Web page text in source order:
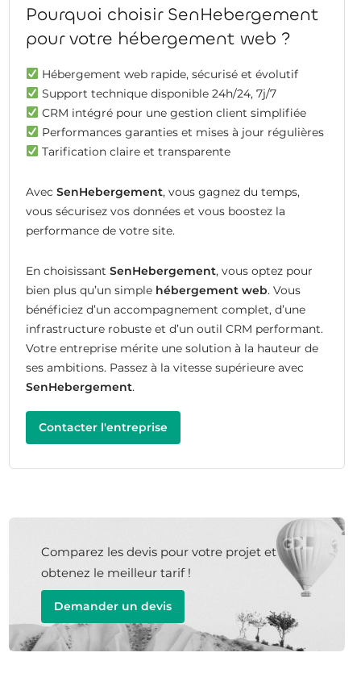
Pourquoi choisir SenHebergement
pour votre hébergement web ?
Hébergement web rapide, sécurisé et évolutif
Support technique disponible 24h/24, 7j/7
CRM intégré pour une gestion client simplifiée
Performances garanties et mises à jour régulières
Tarification claire et transparente
Avec SenHebergement, vous gagnez du temps,
vous sécurisez vos données et vous boostez la
performance de votre site.
En choisissant SenHebergement, vous optez pour
bien plus qu’un simple hébergement web. Vous
bénéficiez d’un accompagnement complet, d’une
infrastructure robuste et d’un outil CRM performant.
Votre entreprise mérite une solution à la hauteur de
ses ambitions. Passez à la vitesse supérieure avec
SenHebergement.
Contacter l'entreprise
Comparez les devis pour votre projet et
obtenez le meilleur tarif !
Demander un devis